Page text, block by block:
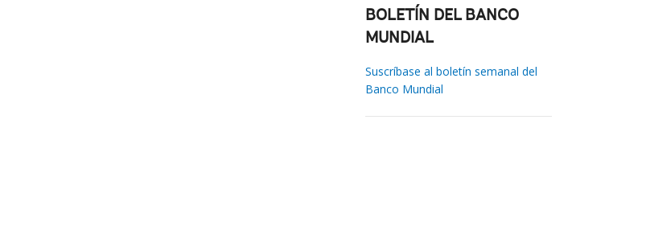
BOLETÍN DEL BANCO
MUNDIAL
Suscríbase al boletín semanal del
Banco Mundial